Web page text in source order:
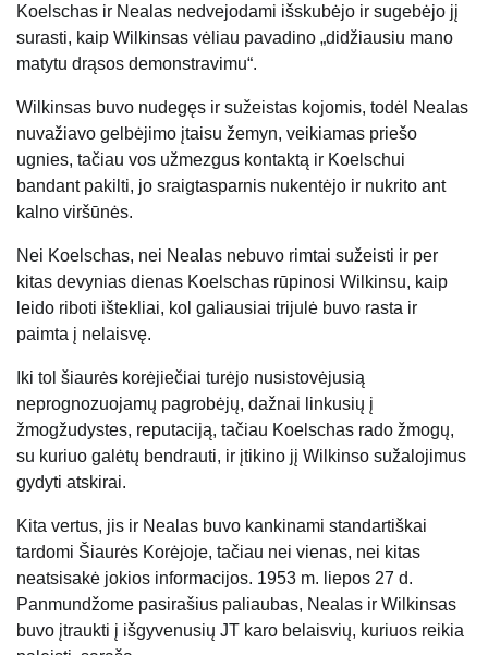
Koelschas ir Nealas nedvejodami išskubėjo ir sugebėjo jį
surasti, kaip Wilkinsas vėliau pavadino „didžiausiu mano
matytu drąsos demonstravimu“.
Wilkinsas buvo nudegęs ir sužeistas kojomis, todėl Nealas
nuvažiavo gelbėjimo įtaisu žemyn, veikiamas priešo
ugnies, tačiau vos užmezgus kontaktą ir Koelschui
bandant pakilti, jo sraigtasparnis nukentėjo ir nukrito ant
kalno viršūnės.
Nei Koelschas, nei Nealas nebuvo rimtai sužeisti ir per
kitas devynias dienas Koelschas rūpinosi Wilkinsu, kaip
leido riboti ištekliai, kol galiausiai trijulė buvo rasta ir
paimta į nelaisvę.
Iki tol šiaurės korėjiečiai turėjo nusistovėjusią
neprognozuojamų pagrobėjų, dažnai linkusių į
žmogžudystes, reputaciją, tačiau Koelschas rado žmogų,
su kuriuo galėtų bendrauti, ir įtikino jį Wilkinso sužalojimus
gydyti atskirai.
Kita vertus, jis ir Nealas buvo kankinami standartiškai
tardomi Šiaurės Korėjoje, tačiau nei vienas, nei kitas
neatsisakė jokios informacijos. 1953 m. liepos 27 d.
Panmundžome pasirašius paliaubas, Nealas ir Wilkinsas
buvo įtraukti į išgyvenusių JT karo belaisvių, kuriuos reikia